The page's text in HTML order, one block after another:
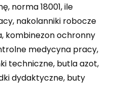
norma 18001, ile
nakolanniki robocze
kombinezon ochronny
medycyna pracy,
techniczne, butla azot,
dydaktyczne, buty